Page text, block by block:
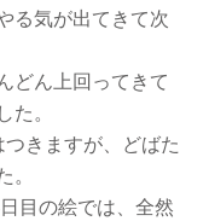
る気が出てきて次
どん上回ってきて
た。
きますが、どばた
。
目の絵では、全然